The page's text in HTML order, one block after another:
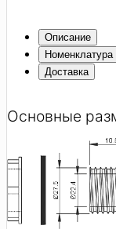
Описание
Номенклатура
Доставка
Основные